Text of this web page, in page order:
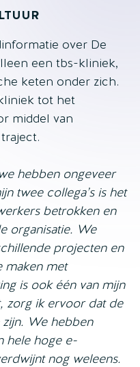
over De
een tbs-kliniek,
keten onder zich.
tot het
middel van
hebben ongeveer
twee collega’s is het
betrokken en
organisatie. We
projecten en
maken met
is ook één van mijn
zorg ik ervoor dat de
We hebben
hele hoge e-
nog weleens.